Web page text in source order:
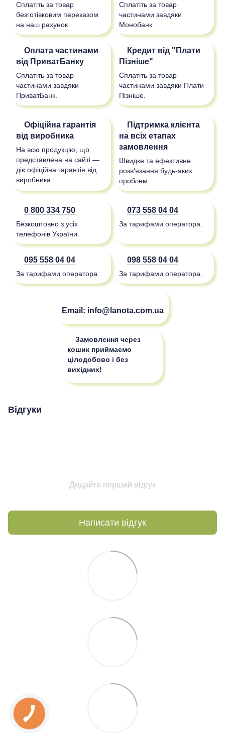
Сплатіть за товар
безготівковим переказом
на наш рахунок.
Сплатіть за товар
частинами завдяки
Монобанк.
Оплата частинами
від ПриватБанку
Сплатіть за товар
частинами завдяки
ПриватБанк.
Кредит від "Плати
Пізніше"
Сплатіть за товар
частинами завдяки Плати
Пізніше.
Офіційна гарантія
від виробника
На всю продукцію, що
представлена на сайті —
діє офіційна гарантія від
виробника.
Підтримка клієнта
на всіх етапах
замовлення
Швидке та ефективне
розв'язання будь-яких
проблем.
0 800 334 750
Безкоштовно з усіх
телефонів України.
073 558 04 04
За тарифами оператора.
095 558 04 04
За тарифами оператора.
098 558 04 04
За тарифами оператора.
Email: info@lanota.com.ua
Замовлення через
кошик приймаємо
цілодобово і без
вихідних!
Відгуки
Додайте перший відгук
Написати відгук